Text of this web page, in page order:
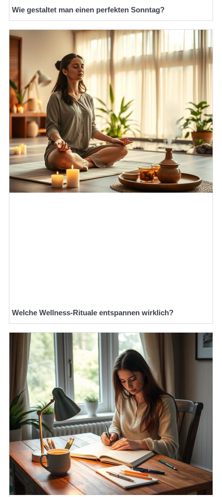
Wie gestaltet man einen perfekten Sonntag?
Welche Wellness-Rituale entspannen wirklich?